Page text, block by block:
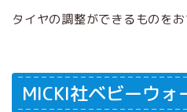
タイヤの調整ができるものをお
MICKI社ベビーウ